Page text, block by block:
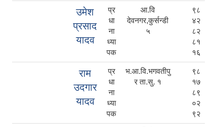
उमेश
प्रसाद
यादव
प्र
धा
ना
ध्या
पक
आ.वि
देवनगर,कुर्सन्डी
५
९८
४२
८२
८१
१६
राम
उदगार
यादव
प्र
धा
ना
ध्या
पक
भ.आ.वि.भगवतीपु
र ता.सु. १
९८
१७
८९
०२
९२